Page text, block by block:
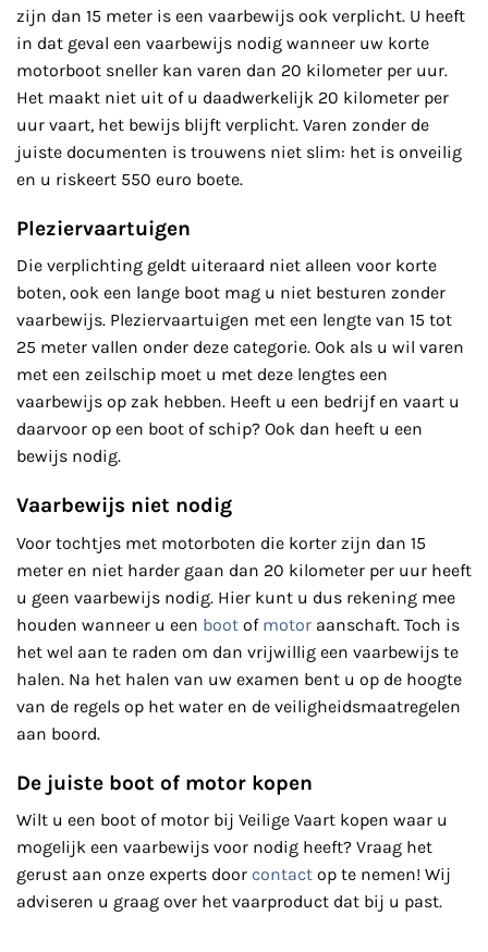
zijn dan 15 meter is een vaarbewijs ook verplicht. U heeft
in dat geval een vaarbewijs nodig wanneer uw korte
motorboot sneller kan varen dan 20 kilometer per uur.
Het maakt niet uit of u daadwerkelijk 20 kilometer per
uur vaart, het bewijs blijft verplicht. Varen zonder de
juiste documenten is trouwens niet slim: het is onveilig
en u riskeert 550 euro boete.
Pleziervaartuigen
Die verplichting geldt uiteraard niet alleen voor korte
boten, ook een lange boot mag u niet besturen zonder
vaarbewijs. Pleziervaartuigen met een lengte van 15 tot
25 meter vallen onder deze categorie. Ook als u wil varen
met een zeilschip moet u met deze lengtes een
vaarbewijs op zak hebben. Heeft u een bedrijf en vaart u
daarvoor op een boot of schip? Ook dan heeft u een
bewijs nodig.
Vaarbewijs niet nodig
Voor tochtjes met motorboten die korter zijn dan 15
meter en niet harder gaan dan 20 kilometer per uur heeft
u geen vaarbewijs nodig. Hier kunt u dus rekening mee
houden wanneer u een boot of motor aanschaft. Toch is
het wel aan te raden om dan vrijwillig een vaarbewijs te
halen. Na het halen van uw examen bent u op de hoogte
van de regels op het water en de veiligheidsmaatregelen
aan boord.
De juiste boot of motor kopen
Wilt u een boot of motor bij Veilige Vaart kopen waar u
mogelijk een vaarbewijs voor nodig heeft? Vraag het
gerust aan onze experts door contact op te nemen! Wij
adviseren u graag over het vaarproduct dat bij u past.